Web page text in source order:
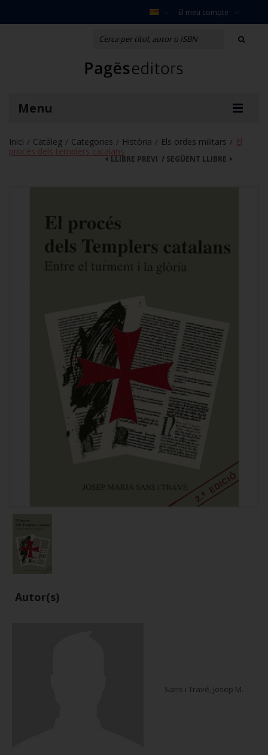
El meu compte
Menu
Inici / Catàleg / Categories / Història / Els ordes militars / El
procés dels templers catalans
SEGÜENT LLIBRE
LLIBRE PREVI /
Autor(s)
Sans i Travé, Josep M.